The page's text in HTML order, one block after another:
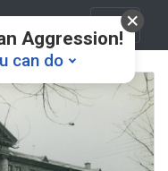
Aggression!
can do